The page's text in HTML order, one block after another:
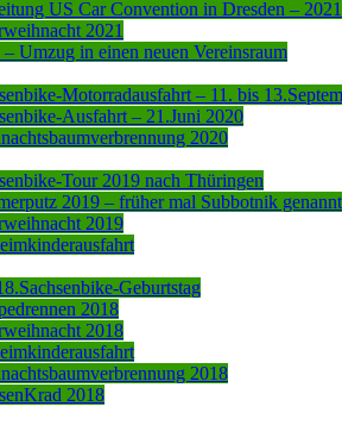
US Car Convention in Dresden – 2021
2021
– Umzug in einen neuen Vereinsraum
Motorradausfahrt – 11. bis
Ausfahrt – 21.Juni 2020
2020
Tour 2019 nach Thüringen
2019 – früher mal Subbotnik genannt
2019
Geburtstag
2018
2018
2018
2018